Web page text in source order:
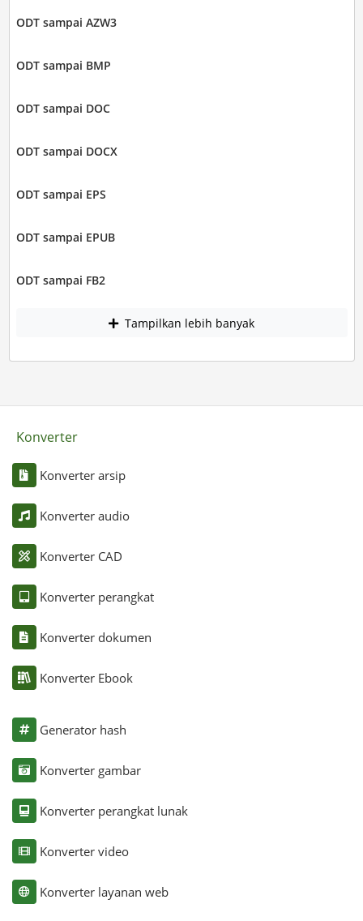
ODT sampai AZW3
ODT sampai BMP
ODT sampai DOC
ODT sampai DOCX
ODT sampai EPS
ODT sampai EPUB
ODT sampai FB2
Tampilkan lebih banyak
Konverter
Konverter arsip
Konverter audio
Konverter CAD
Konverter perangkat
Konverter dokumen
Konverter Ebook
Generator hash
Konverter gambar
Konverter perangkat lunak
Konverter video
Konverter layanan web